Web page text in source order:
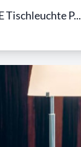
Tischleuchte P...